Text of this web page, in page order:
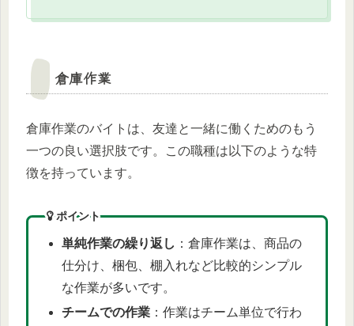
倉庫作業
倉庫作業のバイトは、友達と一緒に働くためのもう
一つの良い選択肢です。この職種は以下のような特
徴を持っています。
ポイント
単純作業の繰り返し ：倉庫作業は、商品の
仕分け、梱包、棚入れなど比較的シンプル
な作業が多いです。
チームでの作業：作業はチーム単位で行わ